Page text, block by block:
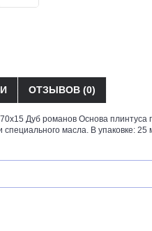
ОТЗЫВОВ (0)
Дуб романов Основа
масла. В упаковке: